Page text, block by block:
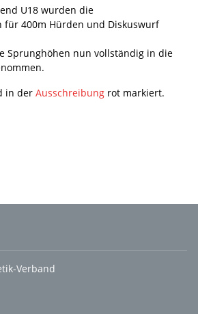
U18 wurden die
für 400m Hürden und Diskuswurf
Sprunghöhen nun vollständig in die
in der Ausschreibung rot markiert.
Verband